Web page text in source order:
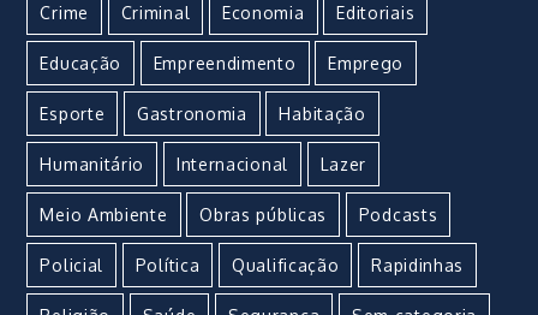
Crime Criminal Economia Editoriais
Educação Empreendimento Emprego
Esporte Gastronomia Habitação
Humanitário Internacional Lazer
Meio Ambiente Obras públicas Podcasts
Policial Política Qualificação Rapidinhas